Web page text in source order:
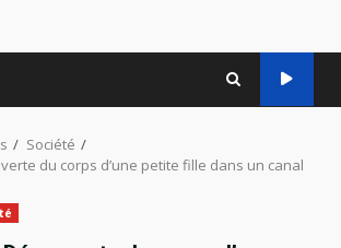
Société
du corps d’une petite fille dans un canal